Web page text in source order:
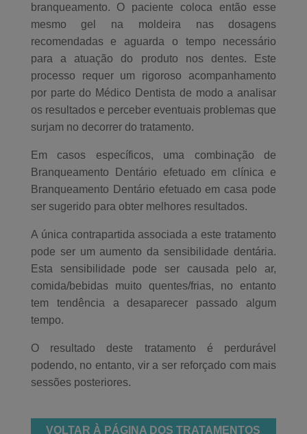
branqueamento. O paciente coloca então esse
mesmo gel na moldeira nas dosagens
recomendadas e aguarda o tempo necessário
para a atuação do produto nos dentes. Este
processo requer um rigoroso acompanhamento
por parte do Médico Dentista de modo a analisar
os resultados e perceber eventuais problemas que
surjam no decorrer do tratamento.
Em casos específicos, uma combinação de
Branqueamento Dentário efetuado em clínica e
Branqueamento Dentário efetuado em casa pode
ser sugerido para obter melhores resultados.
A única contrapartida associada a este tratamento
pode ser um aumento da sensibilidade dentária.
Esta sensibilidade pode ser causada pelo ar,
comida/bebidas muito quentes/frias, no entanto
tem tendência a desaparecer passado algum
tempo.
O resultado deste tratamento é perdurável
podendo, no entanto, vir a ser reforçado com mais
sessões posteriores.
VOLTAR À PÁGINA DOS TRATAMENTOS